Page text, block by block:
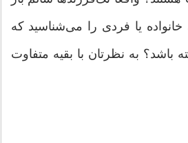
خانواده یا فردی را می‌شناسید که
باشد؟ به نظرتان با بقیه متفاوت